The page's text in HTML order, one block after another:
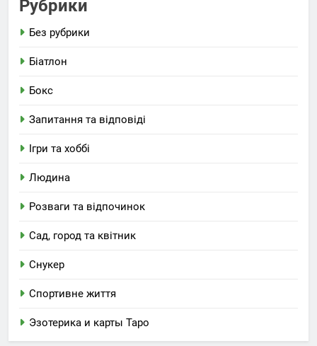
Рубрики
Без рубрики
Біатлон
Бокс
Запитання та відповіді
Ігри та хоббі
Людина
Розваги та відпочинок
Сад, город та квітник
Снукер
Спортивне життя
Эзотерика и карты Таро